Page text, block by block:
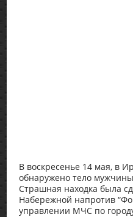
В воскресенье 14 мая, в
обнаружено тело
Страшная находка была
Набережной напротив
управлении МЧС по